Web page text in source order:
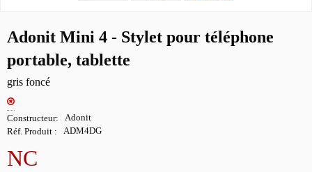
Adonit Mini 4 - Stylet pour téléphone
portable, tablette
gris foncé
Constructeur Adonit
Réf. Produit ADM4DG
NC